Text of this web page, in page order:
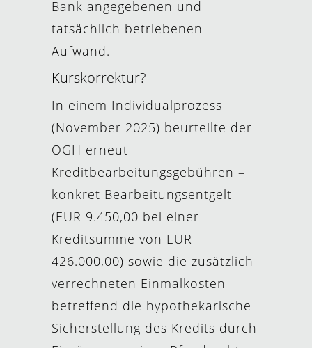
Bank angegebenen und
tatsächlich betriebenen
Aufwand.
Kurskorrektur?
In einem Individualprozess
(November 2025) beurteilte der
OGH erneut
Kreditbearbeitungsgebühren –
konkret Bearbeitungsentgelt
(EUR 9.450,00 bei einer
Kreditsumme von EUR
426.000,00) sowie die zusätzlich
verrechneten Einmalkosten
betreffend die hypothekarische
Sicherstellung des Kredits durch